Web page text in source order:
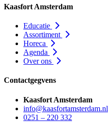
Kaasfort Amsterdam
Educatie
Assortiment
Horeca
Agenda
Over ons
Contactgegvens
Kaasfort Amsterdam
info@kaasfortamsterdam.nl
0251 – 220 332